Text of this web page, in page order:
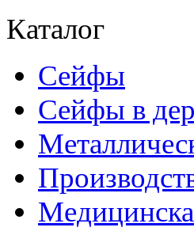
Каталог
Сейфы
Сейфы в